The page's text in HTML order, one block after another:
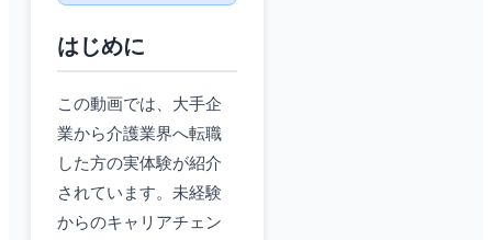
はじめに
この動画では、大手企
業から介護業界へ転職
した方の実体験が紹介
されています。未経験
からのキャリアチェン